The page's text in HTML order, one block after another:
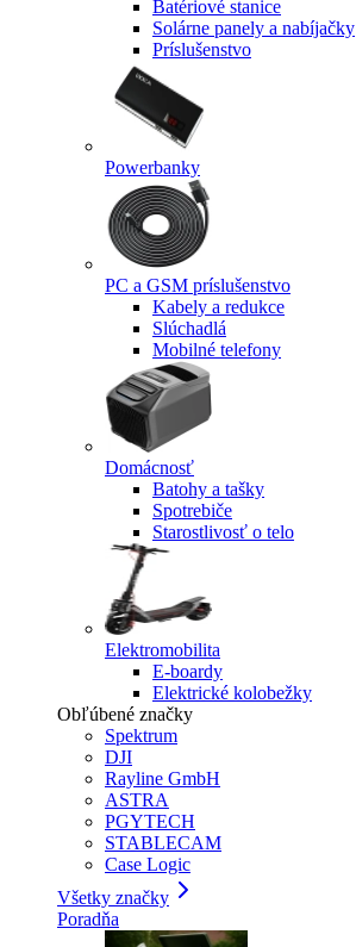
Batériové stanice
Solárne panely a nabíjačky
Príslušenstvo
Powerbanky
PC a GSM príslušenstvo
Kabely a redukce
Slúchadlá
Mobilné telefony
Domácnosť
Batohy a tašky
Spotrebiče
Starostlivosť o telo
Elektromobilita
E-boardy
Elektrické kolobežky
Obľúbené značky
Spektrum
DJI
Rayline GmbH
ASTRA
PGYTECH
STABLECAM
Case Logic
Všetky značky
Poradňa